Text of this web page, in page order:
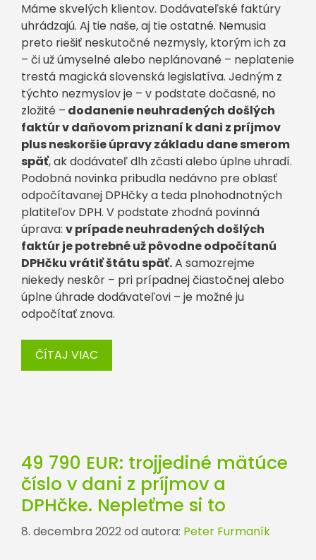
Máme skvelých klientov. Dodávateľské faktúry
uhrádzajú. Aj tie naše, aj tie ostatné. Nemusia
preto riešiť neskutočné nezmysly, ktorým ich za
– či už úmyselné alebo neplánované – neplatenie
trestá magická slovenská legislatíva. Jedným z
týchto nezmyslov je – v podstate dočasné, no
zložité – dodanenie neuhradených došlých
faktúr v daňovom priznaní k dani z príjmov
plus neskoršie úpravy základu dane smerom
späť, ak dodávateľ dlh zčasti alebo úplne uhradí.
Podobná novinka pribudla nedávno pre oblasť
odpočítavanej DPHčky a teda plnohodnotných
platiteľov DPH. V podstate zhodná povinná
úprava: v prípade neuhradených došlých
faktúr je potrebné už pôvodne odpočítanú
DPHčku vrátiť štátu späť.A samozrejme
niekedy neskôr – pri prípadnej čiastočnej alebo
úplne úhrade dodávateľovi – je možné ju
odpočítať znova.
ČÍTAJ VIAC
49 790 EUR: trojjediné mätúce
číslo v dani z príjmov a
DPHčke. Nepleťme si to
8. decembra 2022od autora: Peter Furmaník